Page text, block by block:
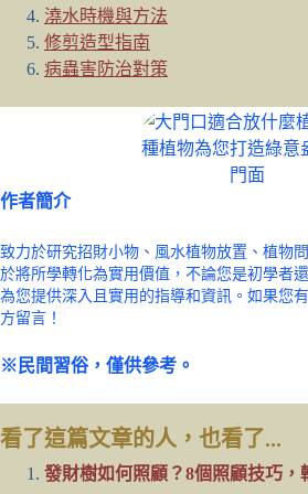
澆水時機與方法
修剪造型指南
病蟲害防治對策
作者簡介
致力於研究招財小物、風水植物放置、植物
於將所學轉化為實用價值，不論您是初學者
為您提供深入且實用的指導和資訊。如果您
方留言！
※民間習俗，僅供參考。
看了這篇文章的人，也看了...
發財樹如何照顧？8個照顧技巧，